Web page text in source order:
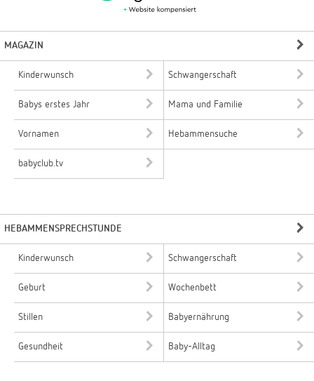
MAGAZIN
Kinderwunsch Schwangerschaft
Babys erstes Jahr Mama und Familie
Vornamen Hebammensuche
babyclub.tv
HEBAMMENSPRECHSTUNDE
Kinderwunsch Schwangerschaft
Geburt Wochenbett
Stillen Babyernährung
Gesundheit Baby-Alltag